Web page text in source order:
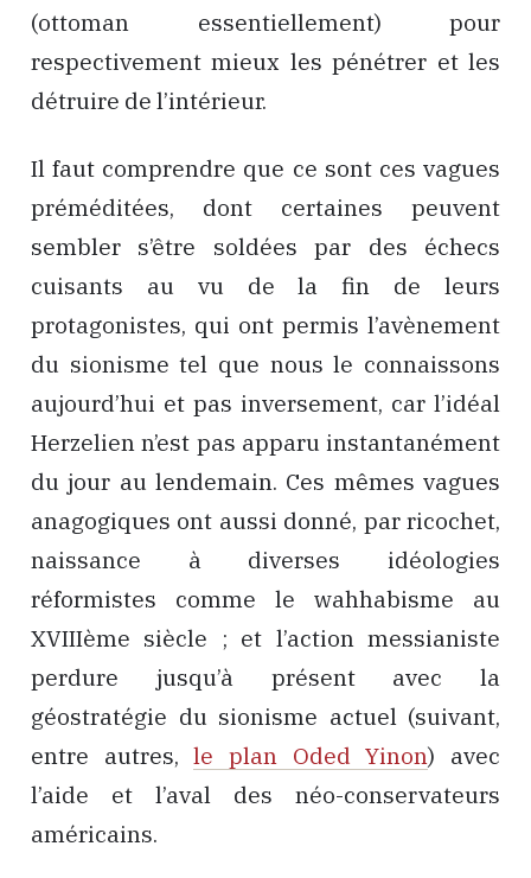
(ottoman essentiellement) pour
respectivement mieux les pénétrer et les
détruire de l’intérieur.
Il faut comprendre que ce sont ces vagues
préméditées, dont certaines peuvent
sembler s’être soldées par des échecs
cuisants au vu de la fin de leurs
protagonistes, qui ont permis l’avènement
du sionisme tel que nous le connaissons
aujourd’hui et pas inversement, car l’idéal
Herzelien n’est pas apparu instantanément
du jour au lendemain. Ces mêmes vagues
anagogiques ont aussi donné, par ricochet,
naissance à diverses idéologies
réformistes comme le wahhabisme au
XVIIIème siècle ; et l’action messianiste
perdure jusqu’à présent avec la
géostratégie du sionisme actuel (suivant,
entre autres,le plan Oded Yinon) avec
l’aide et l’aval des néo-conservateurs
américains.